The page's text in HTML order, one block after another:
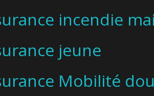
incendie
jeune
Mobilité